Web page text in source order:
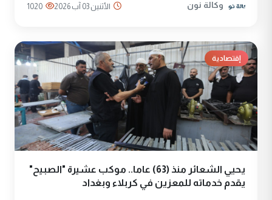
وكالة نون الأثنين 03 آب 2026 1020
إقتصادية
يحيي الشعائر منذ (63) عاما.. موكب عشيرة "الصبيح"
يقدم خدماته للمعزين في كربلاء وبغداد